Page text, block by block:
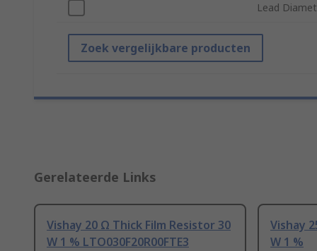
Lead
Zoek vergelijkbare producten
Gerelateerde Links
Vishay 20 Ω Thick Film Resistor 30
W 1 % LTO030F20R00FTE3
Vishay
W 1 %